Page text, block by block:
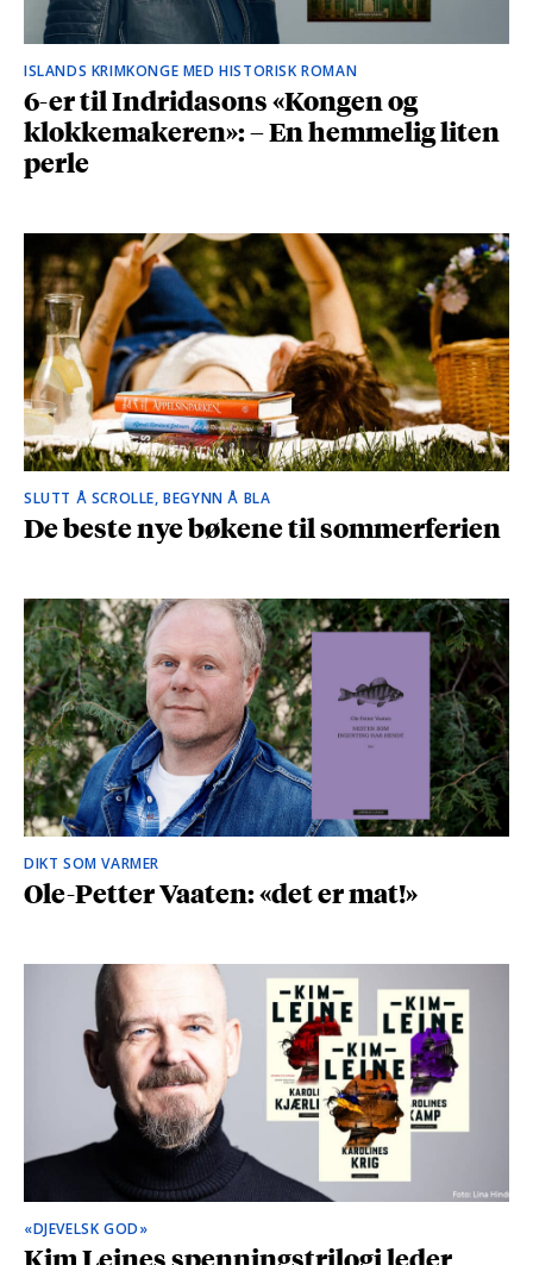
ISLANDS KRIMKONGE MED HISTORISK ROMAN
6-er til Indridasons «Kongen og
klokkemakeren»: – En hemmelig liten
perle
SLUTT Å SCROLLE, BEGYNN Å BLA
De beste nye bøkene til sommerferien
DIKT SOM VARMER
Ole-Petter Vaaten: «det er mat!»
«DJEVELSK GOD»
Kim Leines spenningstrilogi leder